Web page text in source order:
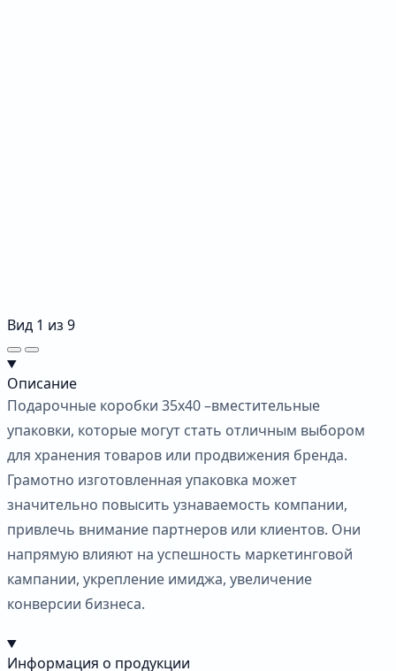
Вид 1 из 9
Описание
Подарочные коробки 35х40 –вместительные
упаковки, которые могут стать отличным выбором
для хранения товаров или продвижения бренда.
Грамотно изготовленная упаковка может
значительно повысить узнаваемость компании,
привлечь внимание партнеров или клиентов. Они
напрямую влияют на успешность маркетинговой
кампании, укрепление имиджа, увеличение
конверсии бизнеса.
Информация о продукции